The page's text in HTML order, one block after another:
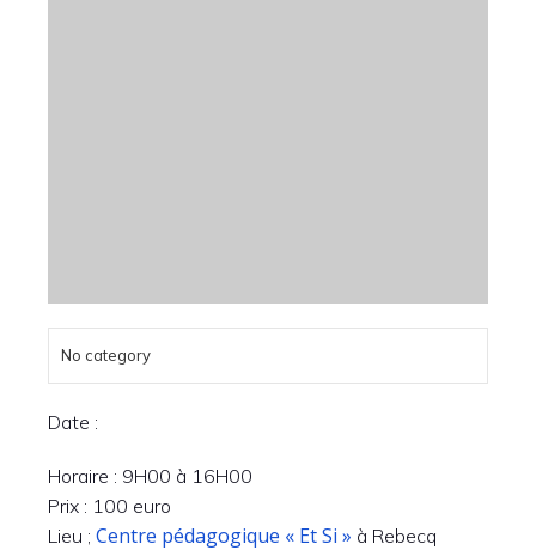
No category
Date :
Horaire : 9H00 à 16H00
Prix : 100 euro
Lieu ; Centre pédagogique « Et Si » à Rebecq